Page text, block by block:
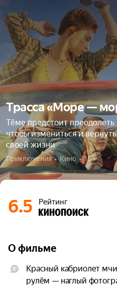
Трасса «Море —
Тёме предстоит
чтобы измениться и
своей жизни
Приключения  •  Кино  •  16+
6.5 Рейтинг
О фильме
Красный кабриолет
рулём — наглый